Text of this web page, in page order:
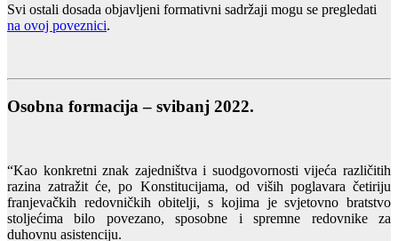
Svi ostali dosada objavljeni formativni sadržaji mogu se pregledati
na ovoj poveznici.
Osobna formacija – svibanj 2022.
“Kao konkretni znak zajedništva i suodgovornosti vijeća različitih
razina zatražit će, po Konstitucijama, od viših poglavara četiriju
franjevačkih redovničkih obitelji, s kojima je svjetovno bratstvo
stoljećima bilo povezano, sposobne i spremne redovnike za
duhovnu asistenciju.